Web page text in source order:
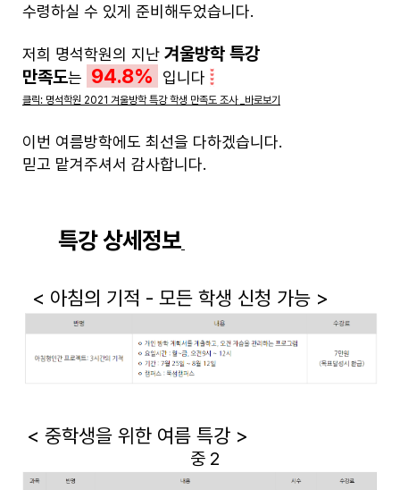
수령하실 수 있게 준비해두었습니다.
저희 명석학원의 지난 겨울방학 특강
만족도는 94.8% 입니다
클릭: 명석학원 2021 겨울방학 특강 학생 만족도 조사 _바로보기
이번 여름방학에도 최선을 다하겠습니다.
믿고 맡겨주셔서 감사합니다.
특강 상세정보
< 아침의 기적 - 모든 학생 신청 가능 >
< 중학생을 위한 여름 특강 >
중 2